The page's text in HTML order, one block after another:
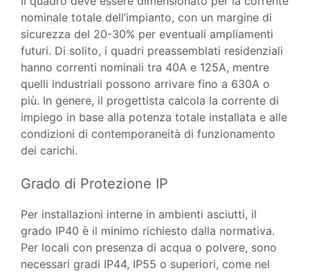
nominale totale dell’impianto, con un margine di
sicurezza del 20-30% per eventuali ampliamenti
futuri. Di solito, i quadri preassemblati residenziali
hanno correnti nominali tra 40A e 125A, mentre
quelli industriali possono arrivare fino a 630A o
più. In genere, il progettista calcola la corrente di
impiego in base alla potenza totale installata e alle
condizioni di contemporaneità di funzionamento
dei carichi.
Grado di Protezione IP
Per installazioni interne in ambienti asciutti, il
grado IP40 è il minimo richiesto dalla normativa.
Per locali con presenza di acqua o polvere, sono
necessari gradi IP44, IP55 o superiori, come nel